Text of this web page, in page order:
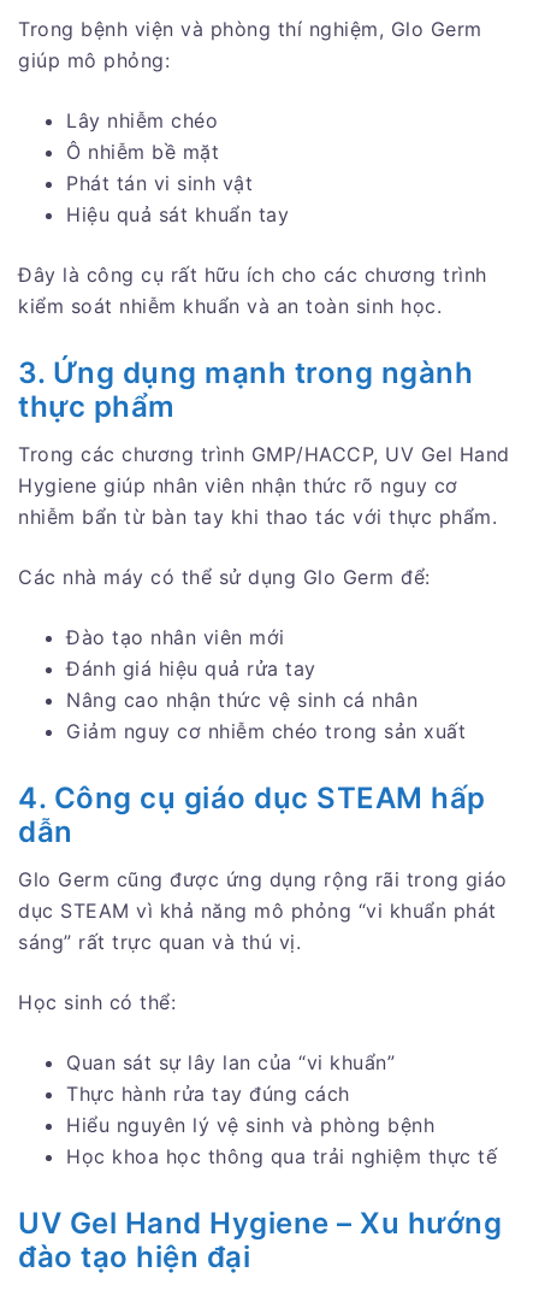
Trong bệnh viện và phòng thí nghiệm, Glo Germ
giúp mô phỏng:
Lây nhiễm chéo
Ô nhiễm bề mặt
Phát tán vi sinh vật
Hiệu quả sát khuẩn tay
Đây là công cụ rất hữu ích cho các chương trình
kiểm soát nhiễm khuẩn và an toàn sinh học.
3. Ứng dụng mạnh trong ngành
thực phẩm
Trong các chương trình GMP/HACCP, UV Gel Hand
Hygiene giúp nhân viên nhận thức rõ nguy cơ
nhiễm bẩn từ bàn tay khi thao tác với thực phẩm.
Các nhà máy có thể sử dụng Glo Germ để:
Đào tạo nhân viên mới
Đánh giá hiệu quả rửa tay
Nâng cao nhận thức vệ sinh cá nhân
Giảm nguy cơ nhiễm chéo trong sản xuất
4. Công cụ giáo dục STEAM hấp
dẫn
Glo Germ cũng được ứng dụng rộng rãi trong giáo
dục STEAM vì khả năng mô phỏng “vi khuẩn phát
sáng” rất trực quan và thú vị.
Học sinh có thể:
Quan sát sự lây lan của “vi khuẩn”
Thực hành rửa tay đúng cách
Hiểu nguyên lý vệ sinh và phòng bệnh
Học khoa học thông qua trải nghiệm thực tế
UV Gel Hand Hygiene – Xu hướng
đào tạo hiện đại